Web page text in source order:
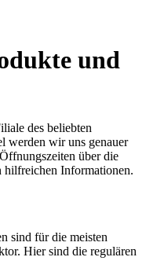
und
des beliebten
werden wir uns genauer
über die
hilfreichen Informationen.
sind für die meisten
Hier sind die regulären